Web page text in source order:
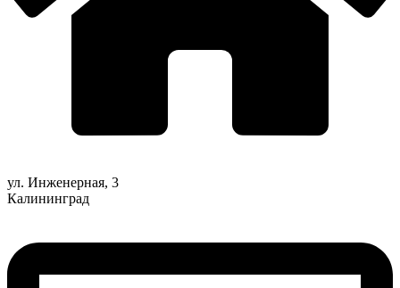
ул. Инженерная, 3
Калининград